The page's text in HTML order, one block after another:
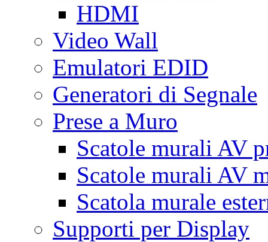
HDMI
Video Wall
Emulatori EDID
Generatori di Segnale
Prese a Muro
Scatole murali AV
Scatole murali AV
Scatola murale
Supporti per Display